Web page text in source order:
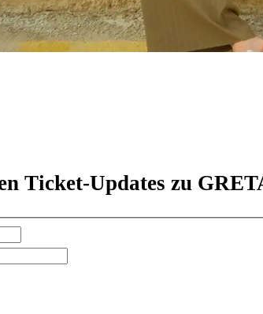
Ticket-Updates zu